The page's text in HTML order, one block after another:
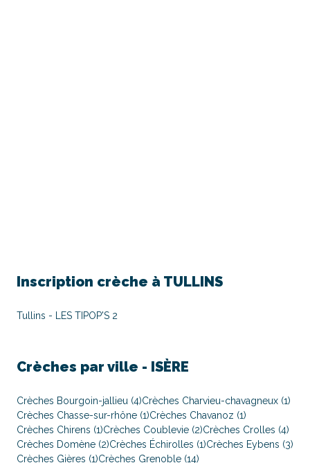
Inscription crèche à TULLINS
Tullins - LES TIPOP'S 2
Crèches par ville - ISÈRE
Crèches Bourgoin-jallieu (4)Crèches Charvieu-chavagneux (1)
Crèches Chasse-sur-rhône (1)Crèches Chavanoz (1)
Crèches Chirens (1)Crèches Coublevie (2)Crèches Crolles (4)
Crèches Domène (2)Crèches Échirolles (1)Crèches Eybens (3)
Crèches Gières (1)Crèches Grenoble (14)